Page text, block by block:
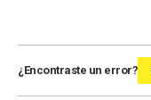
¿Encontraste un error?